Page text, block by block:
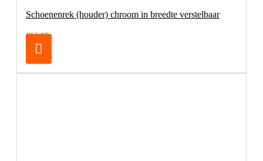
Schoenenrek (houder) chroom in breedte verstelbaar
€16,95